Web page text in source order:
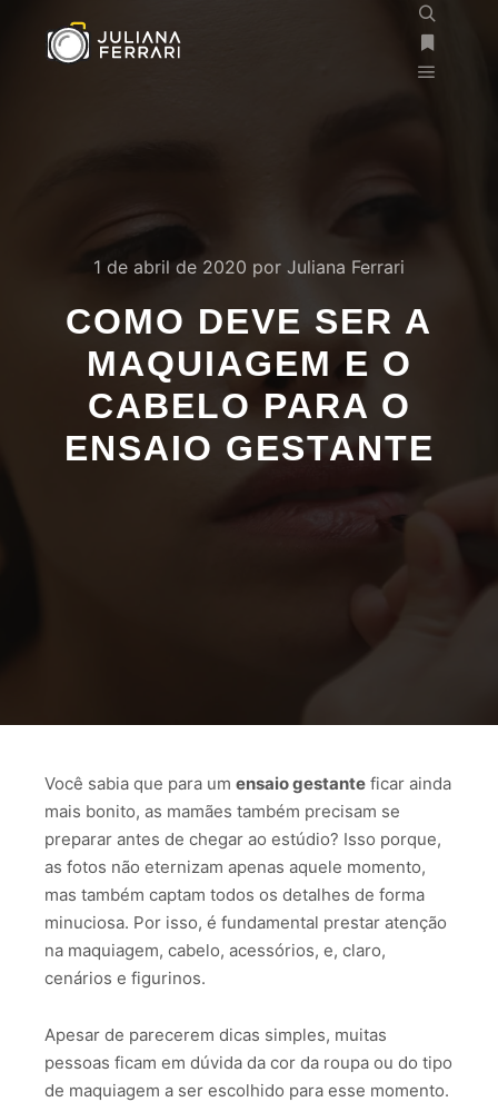
1 de abril de 2020 por Juliana Ferrari
COMO DEVE SER A
MAQUIAGEM E O
CABELO PARA O
ENSAIO GESTANTE
Você sabia que para um ensaio gestante ficar ainda
mais bonito, as mamães também precisam se
preparar antes de chegar ao estúdio? Isso porque,
as fotos não eternizam apenas aquele momento,
mas também captam todos os detalhes de forma
minuciosa. Por isso, é fundamental prestar atenção
na maquiagem, cabelo, acessórios, e, claro,
cenários e figurinos.
Apesar de parecerem dicas simples, muitas
pessoas ficam em dúvida da cor da roupa ou do tipo
de maquiagem a ser escolhido para esse momento.